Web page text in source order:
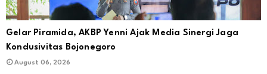
Gelar Piramida, AKBP Yenni Ajak Media Sinergi Jaga
Kondusivitas Bojonegoro
August 06, 2026